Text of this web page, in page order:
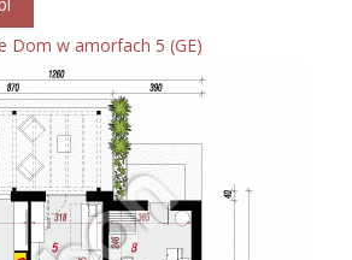
Dom w amorfach 5 (GE)